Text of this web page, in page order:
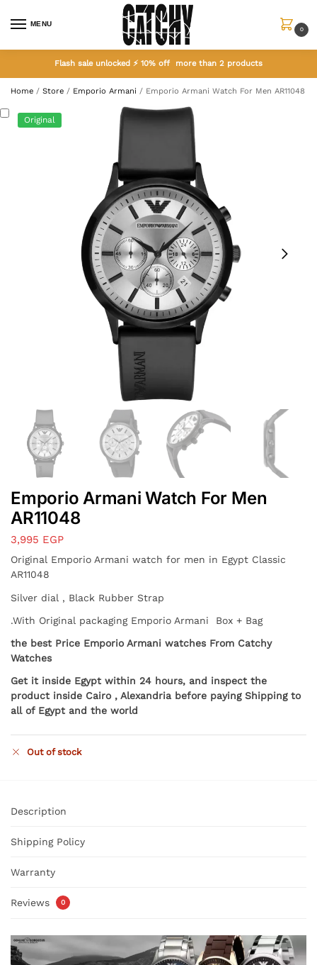
MENU
0
Flash sale unlocked ⚡ 10% off more than 2 products
Home / Store / Emporio Armani / Emporio Armani Watch For Men AR11048
Original
Emporio Armani Watch For Men
AR11048
3,995 EGP
Original Emporio Armani watch for men in Egypt Classic
AR11048
Silver dial , Black Rubber Strap
.With Original packaging Emporio Armani Box + Bag
the best Price Emporio Armani watches From Catchy
Watches
Get it inside Egypt within 24 hours, and inspect the
product inside Cairo , Alexandria before paying Shipping to
all of Egypt and the world
Out of stock
Description
Shipping Policy
Warranty
Reviews 0